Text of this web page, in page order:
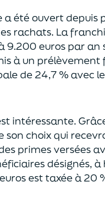
été ouvert depuis
rachats. La
9.200 euros par an
à un
de24,7 % avec
intéressante.
choix qui
primes versées
désignés,
est taxée à 20